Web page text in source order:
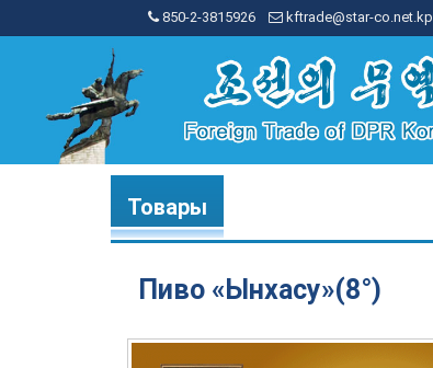
850-2-3815926 kftrade@star-co.net.kp
Товары
Пиво «Ынхасу»(8°)